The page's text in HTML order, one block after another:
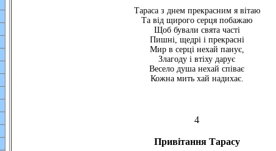
Тараса з днем прекрасним я вітаю
Та від щирого серця побажаю
Щоб бували свята часті
Пишні, щедрі і прекрасні
Мир в серці нехай панує,
Злагоду і втіху дарує
Весело душа нехай співає
Кожна мить хай надихає.
4
Привітання Тарасу